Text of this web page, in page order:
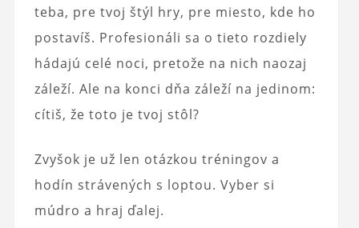
teba, pre tvoj štýl hry, pre miesto, kde ho
postavíš. Profesionáli sa o tieto rozdiely
hádajú celé noci, pretože na nich naozaj
záleží. Ale na konci dňa záleží na jedinom:
cítiš, že toto je tvoj stôl?
Zvyšok je už len otázkou tréningov a
hodín strávených s loptou. Vyber si
múdro a hraj ďalej.